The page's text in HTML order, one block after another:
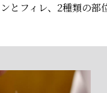
とフィレ、2種類の部